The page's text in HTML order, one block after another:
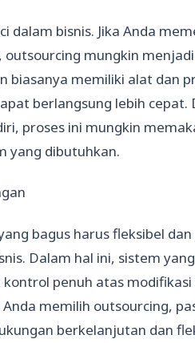
dalam bisnis. Jika Anda
mungkin
biasanya memiliki alat dan
berlangsung lebih
proses ini mungkin
yang dibutuhkan.
bagus harus fleksibel
Dalam hal ini, sistem
penuh atas
memilih outsourcing,
berkelanjutan dan